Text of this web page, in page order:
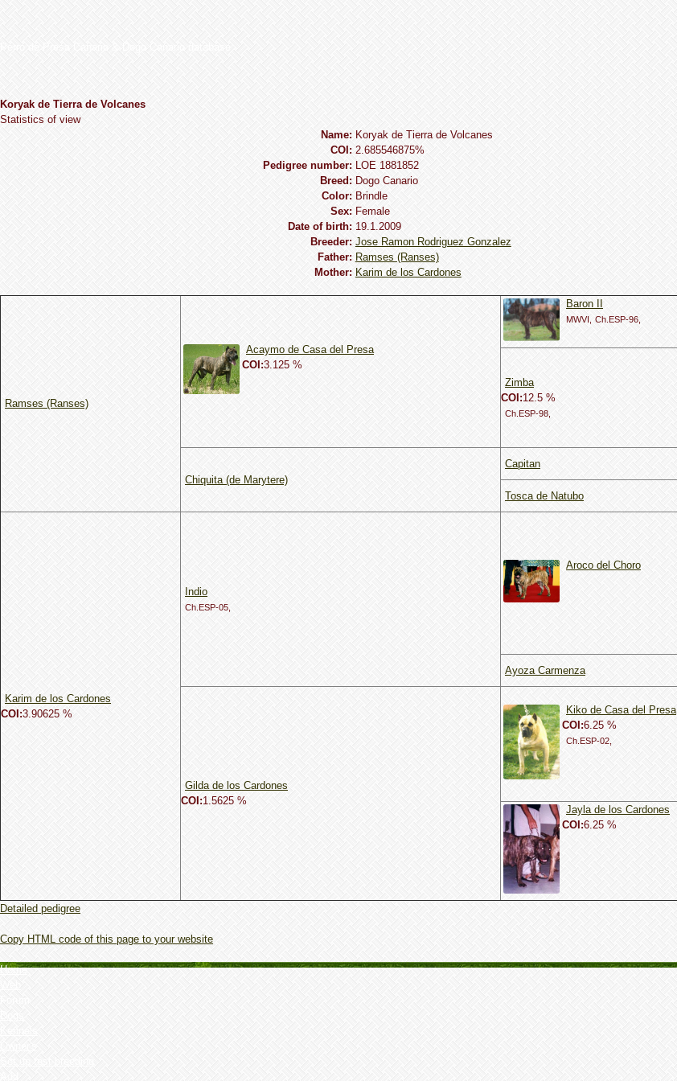
Koryak de Tierra de Volcanes
Statistics of view
Name: Koryak de Tierra de Volcanes
COI: 2.685546875%
Pedigree number: LOE 1881852
Breed: Dogo Сanario
Сolor: Brindle
Sex: Female
Date of birth: 19.1.2009
Breeder: Jose Ramon Rodriguez Gonzalez
Father: Ramses (Ranses)
Mother: Karim de los Cardones
Ramses (Ranses)
Acaymo de Casa del Presa
COI:3.125 %
Baron II
MWVI, Ch.ESP-96,
Zimba
COI:12.5 %
Ch.ESP-98,
Chiquita (de Marytere)
Capitan
Tosca de Natubo
Karim de los Cardones
COI:3.90625 %
Indio
Ch.ESP-05,
Aroco del Choro
Ayoza Carmenza
Gilda de los Cardones
COI:1.5625 %
Kiko de Casa del Presa
COI:6.25 %
Ch.ESP-02,
Jayla de los Cardones
COI:6.25 %
Detailed pedigree
Copy HTML code of this page to your website
Home